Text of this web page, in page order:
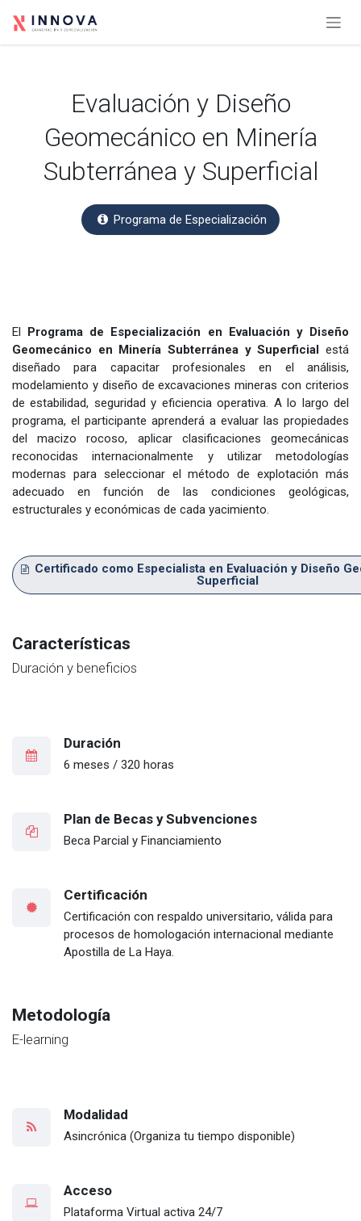
Evaluación y Diseño
Geomecánico en Minería
Subterránea y Superficial
Programa de Especialización
El Programa de Especialización en Evaluación y Diseño
Geomecánico en Minería Subterránea y Superficial está
diseñado para capacitar profesionales en el análisis,
modelamiento y diseño de excavaciones mineras con criterios
de estabilidad, seguridad y eficiencia operativa. A lo largo del
programa, el participante aprenderá a evaluar las propiedades
del macizo rocoso, aplicar clasificaciones geomecánicas
reconocidas internacionalmente y utilizar metodologías
modernas para seleccionar el método de explotación más
adecuado en función de las condiciones geológicas,
estructurales y económicas de cada yacimiento.
Certificado como Especialista en Evaluación y Diseño
Superficial
Características
Duración y beneficios
Duración
6 meses / 320 horas
Plan de Becas y Subvenciones
Beca Parcial y Financiamiento
Certificación
Certificación con respaldo universitario, válida para
procesos de homologación internacional mediante
Apostilla de La Haya.
Metodología
E-learning
Modalidad
Asincrónica (Organiza tu tiempo disponible)
Acceso
Plataforma Virtual activa 24/7